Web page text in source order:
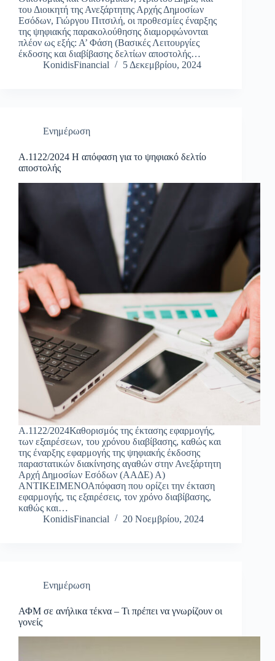
του Διοικητή της Ανεξάρτητης Αρχής Δημοσίων
Εσόδων, Γιώργου Πιτσιλή, οι προθεσμίες έναρξης
της ψηφιακής παρακολούθησης διαμορφώνονται
πλέον ως εξής: Α’ Φάση (Βασικές Λειτουργίες
έκδοσης και διαβίβασης δελτίων αποστολής…
KonidisFinancial
5 Δεκεμβρίου, 2024
Ενημέρωση
Α.1122/2024 Η απόφαση για το ψηφιακό δελτίο
αποστολής
Α.1122/2024Καθορισμός της έκτασης εφαρμογής,
των εξαιρέσεων, του χρόνου διαβίβασης, καθώς και
της έναρξης εφαρμογής της ψηφιακής έκδοσης
παραστατικών διακίνησης αγαθών στην Ανεξάρτητη
Αρχή Δημοσίων Εσόδων (ΑΑΔΕ) Α)
ΑΝΤΙΚΕΙΜΕΝΟΑπόφαση που ορίζει την έκταση
εφαρμογής, τις εξαιρέσεις, τον χρόνο διαβίβασης,
καθώς και…
KonidisFinancial
20 Νοεμβρίου, 2024
Ενημέρωση
ΑΦΜ σε ανήλικα τέκνα – Τι πρέπει να γνωρίζουν οι
γονείς